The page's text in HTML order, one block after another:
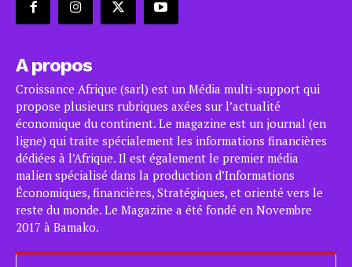
A propos
Croissance Afrique (sarl) est un Média multi-support qui
propose plusieurs rubriques axées sur l’actualité
économique du continent. Le magazine est un journal (en
ligne) qui traite spécialement les informations financières
dédiées à l’Afrique. Il est également le premier média
malien spécialisé dans la production d’Informations
Économiques, financières, Stratégiques, et orienté vers le
reste du monde. Le Magazine a été fondé en Novembre
2017 à Bamako.